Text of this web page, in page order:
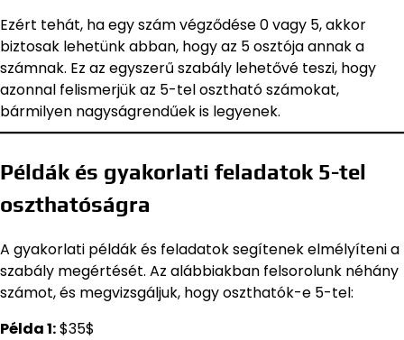
Ezért tehát, ha egy szám végződése 0 vagy 5, akkor
biztosak lehetünk abban, hogy az 5 osztója annak a
számnak. Ez az egyszerű szabály lehetővé teszi, hogy
azonnal felismerjük az 5-tel osztható számokat,
bármilyen nagyságrendűek is legyenek.
Példák és gyakorlati feladatok 5-tel
oszthatóságra
A gyakorlati példák és feladatok segítenek elmélyíteni a
szabály megértését. Az alábbiakban felsorolunk néhány
számot, és megvizsgáljuk, hogy oszthatók-e 5-tel:
Példa 1:$35$